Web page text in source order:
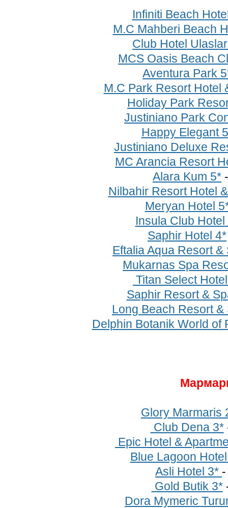
Infiniti Beach
M.C Mahberi Beach
Club Hotel
MCS Oasis Beach
Aventura Park
M.C Park Resort Hotel
Holiday Park
Justiniano Park
Happy Elegant
Justiniano Deluxe
MC Arancia Resort
Alara Kum 5*
Nilbahir Resort Hotel
Meryan Hotel
Insula Club Hotel
Saphir Hotel 4*
Eftalia Aqua Resort &
Mukarnas Spa
Titan Select
Saphir Resort &
Long Beach Resort
Delphin Botanik World of
Glory Marmaris
Club Dena 3*
Epic Hotel &
Blue Lagoon
Asli Hotel 3*
Gold Butik 3*
Dora Mymeric